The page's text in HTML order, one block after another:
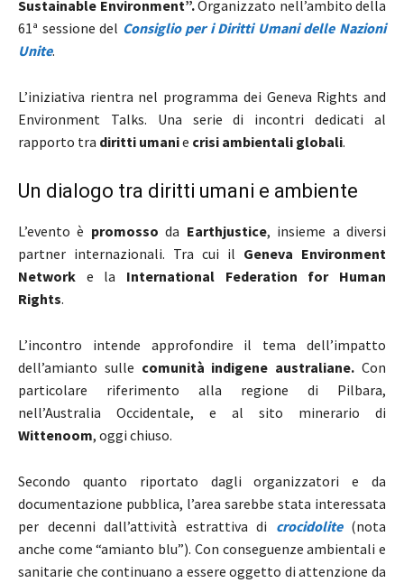
Sustainable Environment”.Organizzato nell’ambito della
61ª sessione del Consiglio per i Diritti Umani delle Nazioni
Unite.
L’iniziativa rientra nel programma dei Geneva Rights and
Environment Talks. Una serie di incontri dedicati al
rapporto tra diritti umanie crisi ambientali globali.
Un dialogo tra diritti umani e ambiente
L’evento è promosso da Earthjustice, insieme a diversi
partner internazionali. Tra cui il Geneva Environment
Network e la International Federation for Human
Rights.
L’incontro intende approfondire il tema dell’impatto
dell’amianto sulle comunità indigene australiane. Con
particolare riferimento alla regione di Pilbara,
nell’Australia Occidentale, e al sito minerario di
Wittenoom, oggi chiuso.
Secondo quanto riportato dagli organizzatori e da
documentazione pubblica, l’area sarebbe stata interessata
per decenni dall’attività estrattiva di crocidolite(nota
anche come “amianto blu”). Con conseguenze ambientali e
sanitarie che continuano a essere oggetto di attenzione da